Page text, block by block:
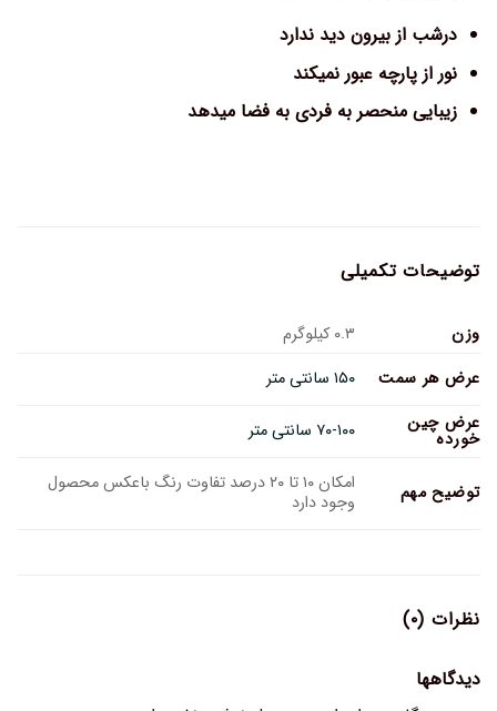
درشب از بیرون دید ندارد
نور از پارچه عبور نمیکند
زیبایی منحصر به فردی به فضا میدهد
توضیحات تکمیلی
وزن
۰.۳ کیلوگرم
عرض هر سمت
۱۵۰ سانتی متر
عرض چین
خورده ۷۰-۱۰۰ سانتی متر
توضیح مهم امکان ۱۰ تا ۲۰ درصد تفاوت رنگ باعکس محصول
وجود دارد
نظرات (۰)
دیدگاهها